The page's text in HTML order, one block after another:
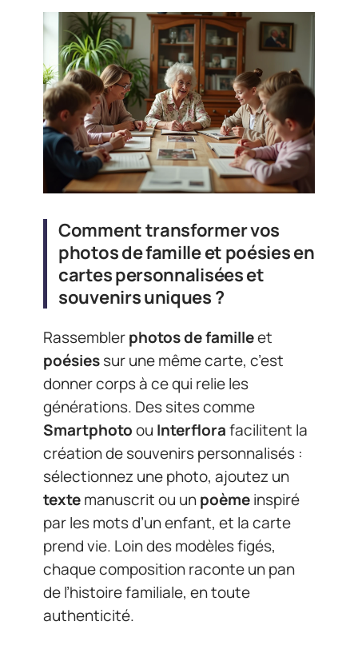
Comment transformer vos
photos de famille et poésies en
cartes personnalisées et
souvenirs uniques ?
Rassemblerphotos de familleet
poésiessur une même carte, c’est
donner corps à ce qui relie les
générations. Des sites comme
Smartphotoou Interflorafacilitent la
création de souvenirs personnalisés :
sélectionnez une photo, ajoutez un
textemanuscrit ou unpoèmeinspiré
par les mots d’un enfant, et la carte
prend vie. Loin des modèles figés,
chaque composition raconte un pan
de l’histoire familiale, en toute
authenticité.